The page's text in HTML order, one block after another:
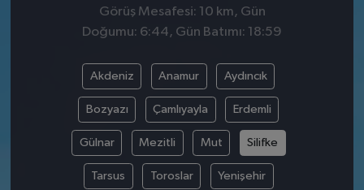
Görüş Mesafesi: 10 km, Gün
Doğumu: 6:44, Gün Batımı: 18:59
Akdeniz Anamur Aydıncık
Bozyazı Çamlıyayla Erdemli
Gülnar Mezitli Mut Silifke
Tarsus Toroslar Yenişehir